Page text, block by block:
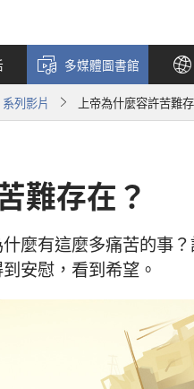
多媒體圖書館
列影片 上帝為什麼容許苦難
難存在？
麼有這麼多痛苦的事
安慰，看到希望。